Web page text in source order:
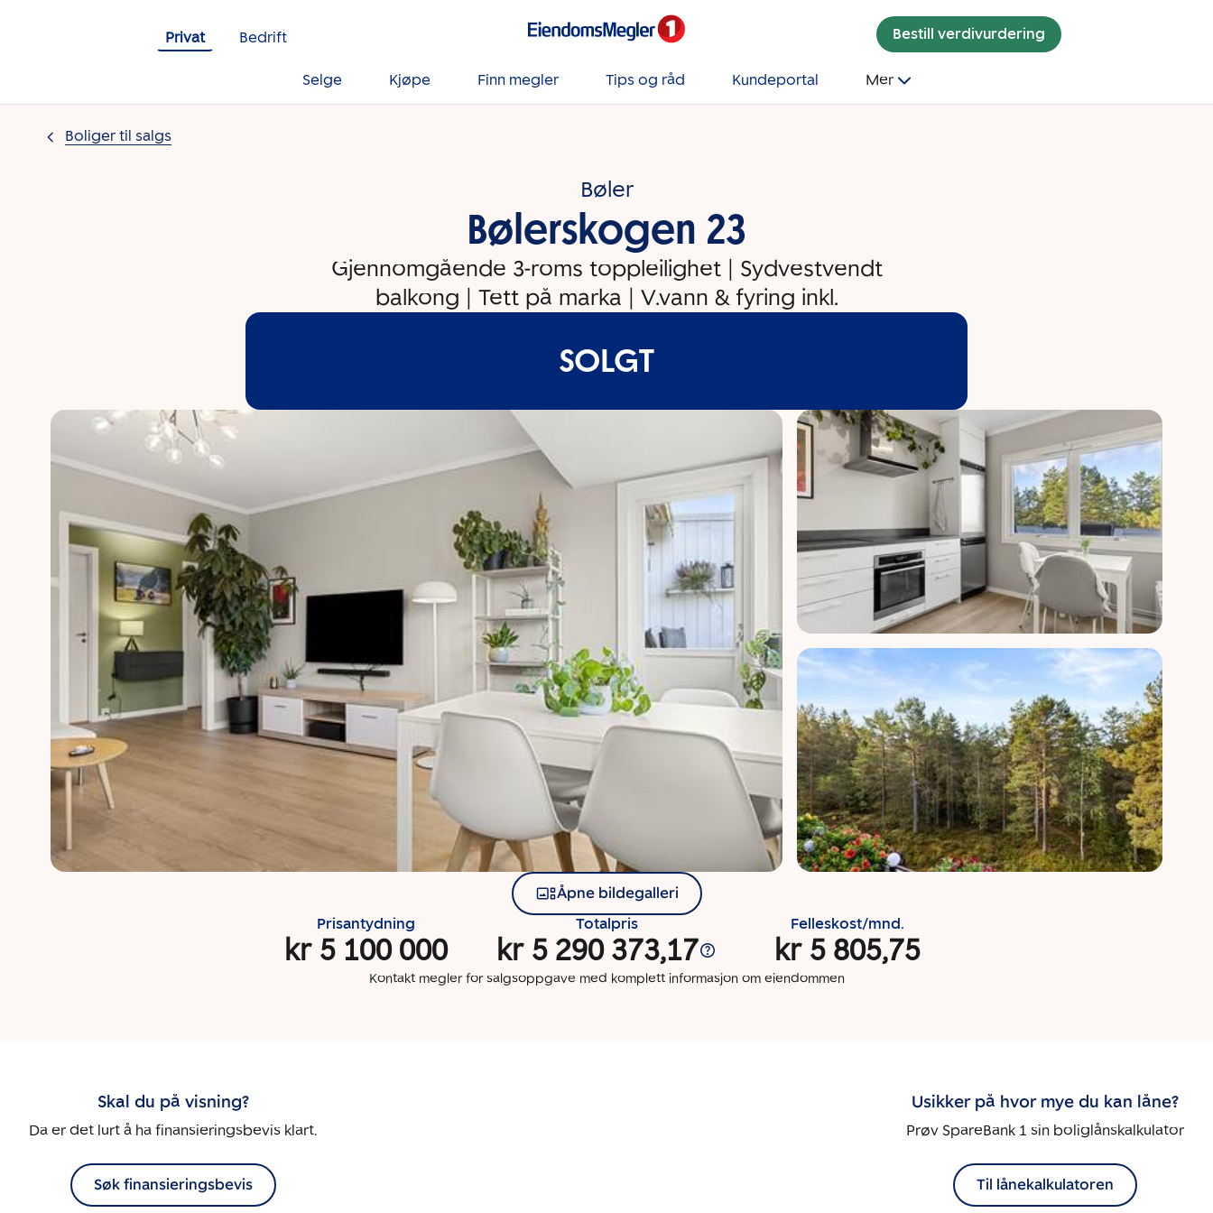
Privat
Bedrift Bestill verdivurdering
Selge Kjøpe Finn megler Tips og råd Kundeportal Mer
Boliger til salgs
Bøler
Bølerskogen 23
Gjennomgående 3-roms toppleilighet | Sydvestvendt
balkong | Tett på marka | V.vann & fyring inkl.
SOLGT
Åpne bildegalleri
Prisantydning
kr 5 100 000
Totalpris
kr 5 290 373,17
Felleskost/mnd.
kr 5 805,75
Kontakt megler for salgsoppgave med komplett informasjon om eiendommen
Skal du på visning?
Da er det lurt å ha finansieringsbevis klart.
Søk finansieringsbevis
Usikker på hvor mye du kan låne?
Prøv SpareBank 1 sin boliglånskalkulator
Til lånekalkulatoren